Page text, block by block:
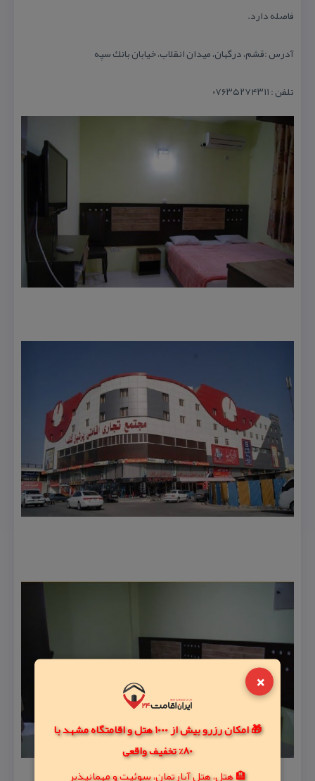
×
🎁 امکان رزرو بیش از 1000 هتل و اقامتگاه مشهد با
80% تخفیف واقعی
🏨 هتل، هتل آپارتمان، سوئیت و مهمانپذیر
فاصله دارد.
آدرس :قشم، درگهان، میدان انقلاب، خیابان بانك سپه
تلفن : ۰۷۶۳۵۲۷۴۳۱۱